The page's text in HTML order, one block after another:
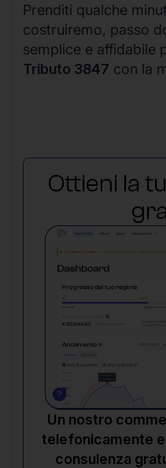
Prenditi qualche
costruiremo, passo
semplice e affidabile
Tributo 3847 con la
Ottieni la
Un nostro
telefonicamente
consulenza